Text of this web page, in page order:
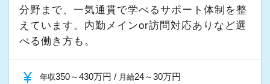
分野まで、一気通貫で学べるサポート体制を整
えています。内勤メインor訪問対応ありなど選
べる働き方も。
currency_yen 年収350～430万円 / 月給24～30万円